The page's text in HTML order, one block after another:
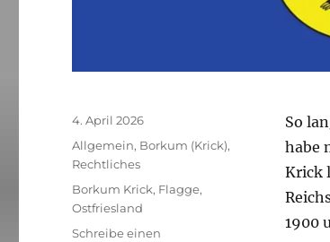
So
habe
Krick
1900
Veröffentlicht
am
4. April 2026
Kategorien
Allgemein, Borkum (Krick),
Rechtliches
Schlagwörter
Borkum Krick, Flagge,
Ostfriesland
Schreibe einen